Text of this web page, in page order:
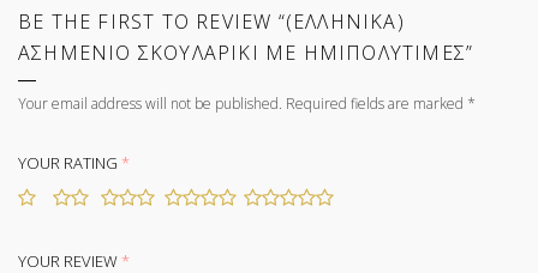
BE THE FIRST TO REVIEW “(ΕΛΛΗΝΙΚΑ)
ΑΣΗΜΕΝΙΟ ΣΚΟΥΛΑΡΙΚΙ ΜΕ ΗΜΙΠΟΛΥΤΙΜΕΣ”
Your email address will not be published. Required fields are marked *
YOUR RATING *
YOUR REVIEW*